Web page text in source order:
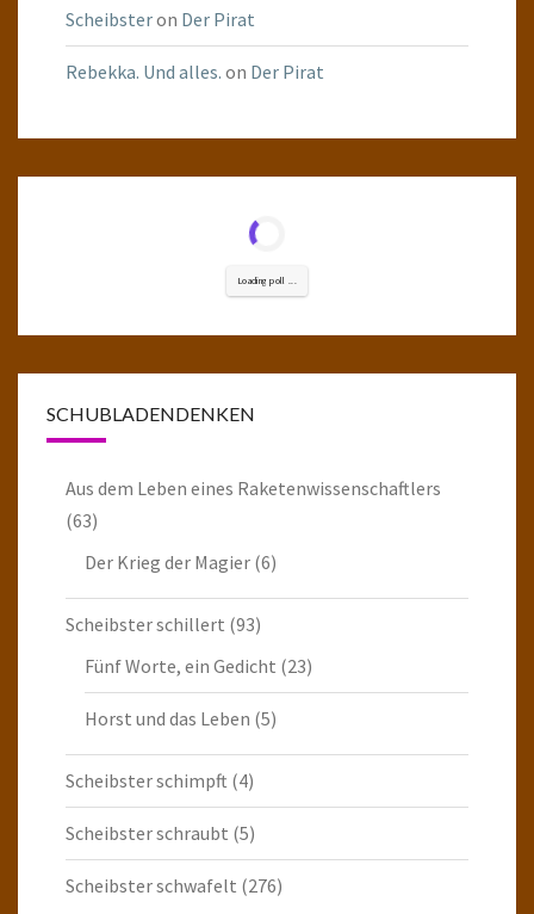
Scheibsteron Der Pirat
Rebekka. Und alles. on Der Pirat
Loading poll ...
SCHUBLADENDENKEN
Aus dem Leben eines Raketenwissenschaftlers
(63)
Der Krieg der Magier (6)
Scheibster schillert (93)
Fünf Worte, ein Gedicht (23)
Horst und das Leben (5)
Scheibster schimpft (4)
Scheibster schraubt (5)
Scheibster schwafelt (276)